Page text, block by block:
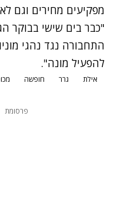
מפקיעים מחירים וגם
"כבר בים שישי בבוקר
התחבורה נגד נהגי
להפעיל מונה".
אילת גרר חופשה
פרסומת